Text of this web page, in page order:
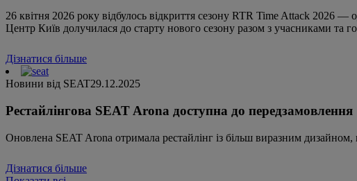
26 квітня 2026 року відбулось відкриття сезону RTR Time Attack 2026
Центр Київ долучилася до старту нового сезону разом з учасниками та
Дізнатися більше
Новини від SEAT29.12.2025
Рестайлінгова SEAT Arona доступна до передзамовлення
Оновлена SEAT Arona отримала рестайлінг із більш виразним
Дізнатися більше